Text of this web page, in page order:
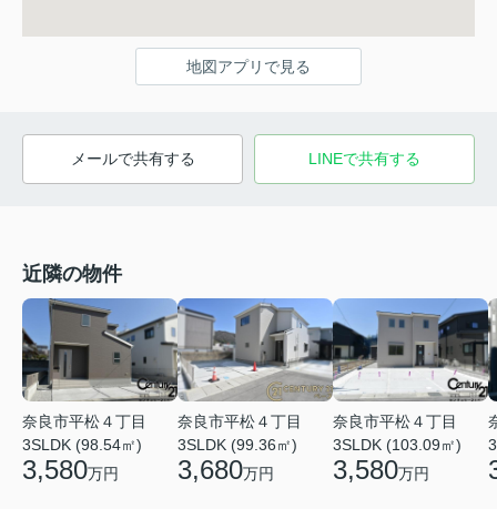
地図アプリで見る
メールで共有する LINEで共有する
近隣の物件
奈良市平松４丁目
3SLDK (98.54㎡)
3,580万円
奈良市平松４丁目
3SLDK (99.36㎡)
3,680万円
奈良市平松４丁目
3SLDK (103.09㎡)
3,580万円